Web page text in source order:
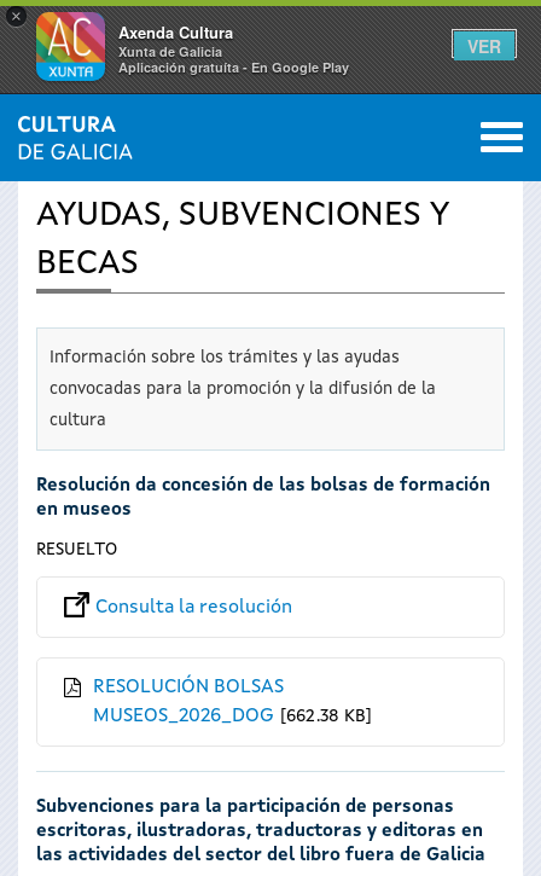
×
Axenda Cultura
Xunta de Galicia
Aplicación gratuíta - En Google Play
VER
Se
usted
aquí
INICIO › SERVICIOS 0
AYUDAS, SUBVENCIONES Y
BECAS
Información sobre los trámites y las ayudas
convocadas para la promoción y la difusión de la
cultura
Resolución da concesión de las bolsas de formación
en museos
RESUELTO
Consulta la resolución
RESOLUCIÓN BOLSAS
MUSEOS_2026_DOG
662.38 KB
Subvenciones para la participación de personas
escritoras, ilustradoras, traductoras y editoras en
las actividades del sector del libro fuera de Galicia